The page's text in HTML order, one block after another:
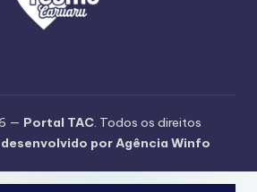
— Portal TAC. Todos os direitos
por Agência Winfo